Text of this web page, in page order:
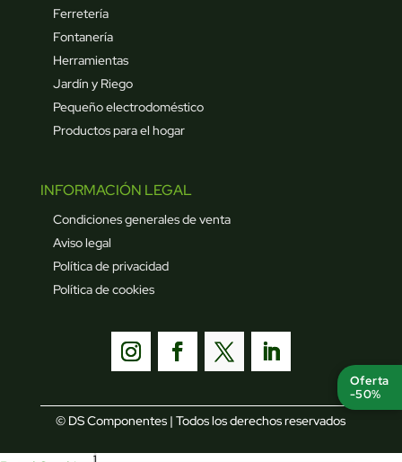
Ferretería
Fontanería
Herramientas
Jardín y Riego
Pequeño electrodoméstico
Productos para el hogar
INFORMACIÓN LEGAL
Condiciones generales de venta
Aviso legal
Política de privacidad
Política de cookies
© DS Componentes | Todos los derechos reservados
Oferta
-50%